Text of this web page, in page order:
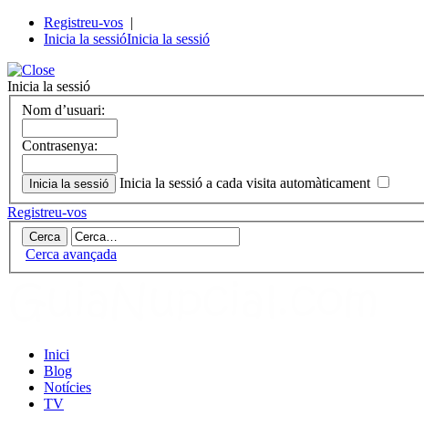
Registreu-vos |
Inicia la sessióInicia la sessió
Inicia la sessió
Nom d’usuari:
Contrasenya:
Inicia la sessió a cada visita automàticament
Registreu-vos
Cerca avançada
Inici
Blog
Notícies
TV